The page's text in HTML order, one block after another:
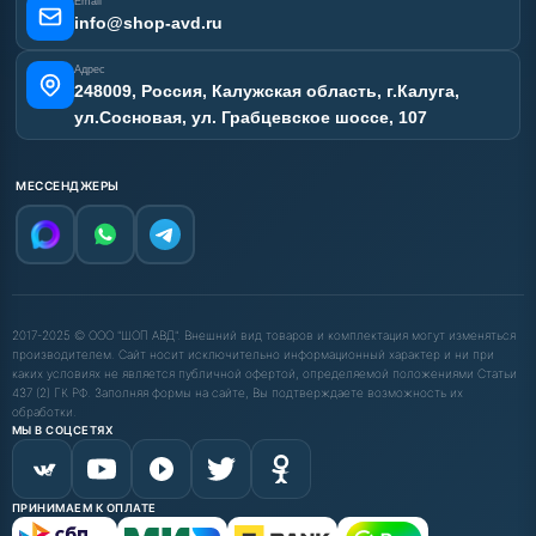
info@shop-avd.ru
Адрес
248009, Россия, Калужская область, г.Калуга,
ул.Сосновая, ул. Грабцевское шоссе, 107
МЕССЕНДЖЕРЫ
2017-2025 © ООО "ШОП АВД". Внешний вид товаров и комплектация могут изменяться
производителем. Сайт носит исключительно информационный характер и ни при
каких условиях не является публичной офертой, определяемой положениями Статьи
437 (2) ГК РФ. Заполняя формы на сайте, Вы подтверждаете возможность их
обработки.
МЫ В СОЦСЕТЯХ
ПРИНИМАЕМ К ОПЛАТЕ